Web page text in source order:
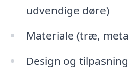
udvendige døre)
Materiale (træ,
Design og